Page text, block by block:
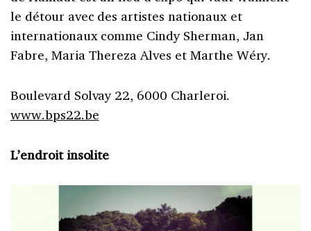
le détour avec des artistes nationaux et
internationaux comme Cindy Sherman, Jan
Fabre, Maria Thereza Alves et Marthe Wéry.
Boulevard Solvay 22, 6000 Charleroi.
www.bps22.be
L’endroit insolite